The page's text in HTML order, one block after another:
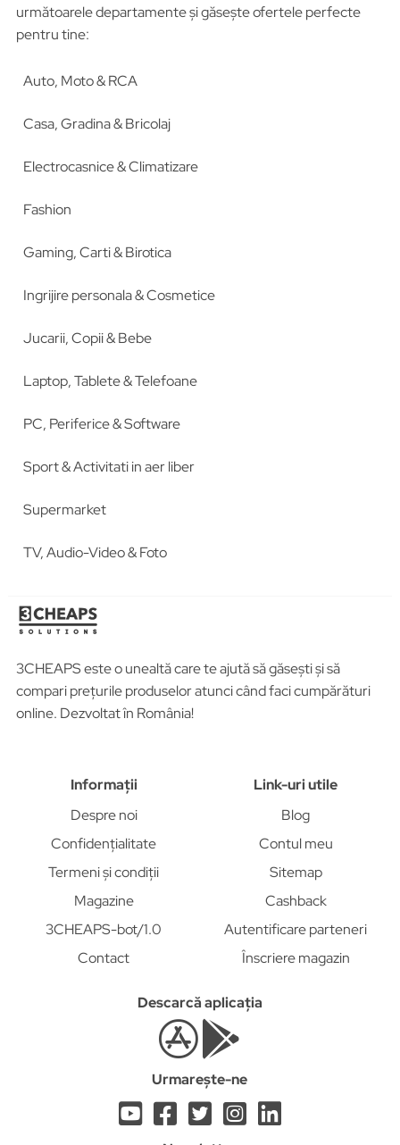
următoarele departamente și găsește ofertele perfecte
pentru tine:
Auto, Moto & RCA
Casa, Gradina & Bricolaj
Electrocasnice & Climatizare
Fashion
Gaming, Carti & Birotica
Ingrijire personala & Cosmetice
Jucarii, Copii & Bebe
Laptop, Tablete & Telefoane
PC, Periferice & Software
Sport & Activitati in aer liber
Supermarket
TV, Audio-Video & Foto
3CHEAPS este o unealtă care te ajută să găsești și să
compari prețurile produselor atunci când faci cumpărături
online. Dezvoltat în România!
Informații
Despre noi
Confidențialitate
Termeni și condiții
Magazine
3CHEAPS-bot/1.0
Contact
Link-uri utile
Blog
Contul meu
Sitemap
Cashback
Autentificare parteneri
Înscriere magazin
Descarcă aplicația
Urmarește-ne